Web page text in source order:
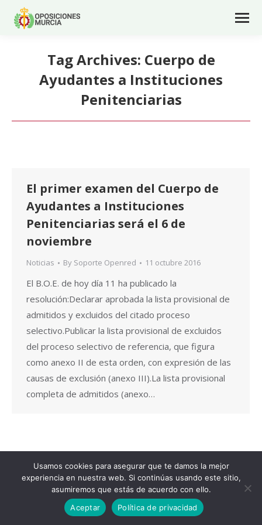
Tag Archives: Cuerpo de
Ayudantes a Instituciones
Penitenciarias
El primer examen del Cuerpo de
Ayudantes a Instituciones
Penitenciarias será el 6 de
noviembre
Noticias By Soporte Openred 11 octubre 2016
El B.O.E. de hoy día 11 ha publicado la
resolución:Declarar aprobada la lista provisional de
admitidos y excluidos del citado proceso
selectivo.Publicar la lista provisional de excluidos
del proceso selectivo de referencia, que figura
como anexo II de esta orden, con expresión de las
causas de exclusión (anexo III).La lista provisional
completa de admitidos (anexo…
Copyright © 2020 Oposiciones Murcia. Todos los derechos
reservados
legal
Usamos cookies para asegurar que te damos la mejor
experiencia en nuestra web. Si continúas usando este sitio,
asumiremos que estás de acuerdo con ello.
Aceptar
Política de privacidad